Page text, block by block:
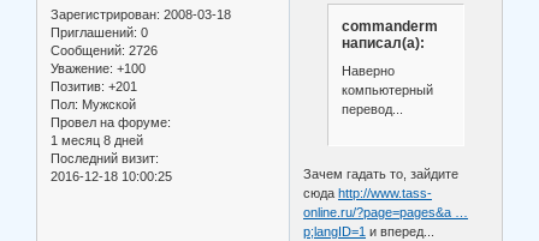
Зарегистрирован: 2008-03-18
Приглашений: 0
Сообщений: 2726
Уважение: +100
Позитив: +201
Пол: Мужской
Провел на форуме:
1 месяц 8 дней
Последний визит:
2016-12-18 10:00:25
commanderm
написал(а):
Наверно
компьютерный
перевод...
Зачем гадать то, зайдите
сюда http://www.tass-
online.ru/?page=pages&a …
p;langID=1 и вперед...